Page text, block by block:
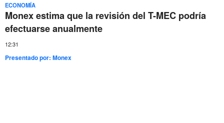
ECONOMÍA
Monex estima que la revisión del T-MEC podría
efectuarse anualmente
12:31
Presentado por:Monex